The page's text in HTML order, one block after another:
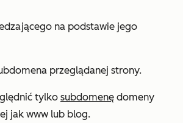
na podstawie jego
przeglądanej strony.
tylko subdomenę domeny
jak www lub blog.